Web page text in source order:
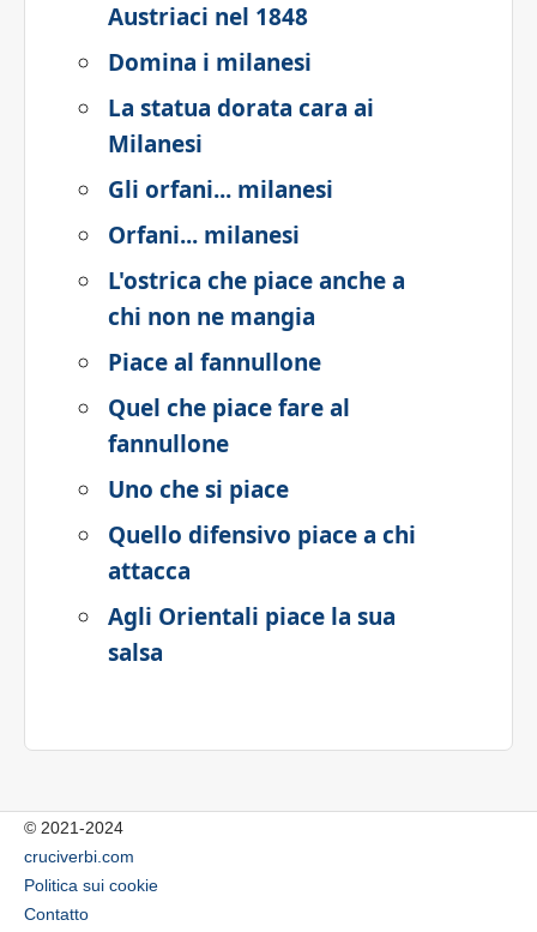
Austriaci nel 1848
Domina i milanesi
La statua dorata cara ai
Milanesi
Gli orfani... milanesi
Orfani... milanesi
L'ostrica che piace anche a
chi non ne mangia
Piace al fannullone
Quel che piace fare al
fannullone
Uno che si piace
Quello difensivo piace a chi
attacca
Agli Orientali piace la sua
salsa
© 2021-2024
cruciverbi.com
Politica sui cookie
Contatto